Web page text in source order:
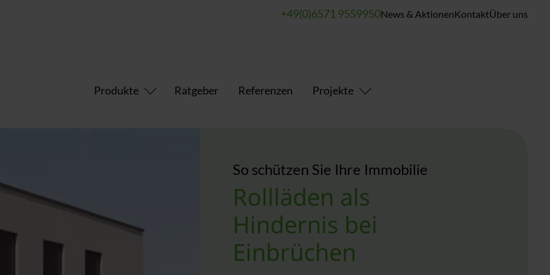
+49(0)6571 9559950News & AktionenKontaktÜber uns
Produkte
Ratgeber Referenzen Projekte
So schützen Sie Ihre Immobilie
Rollläden als
Hindernis bei
Einbrüchen